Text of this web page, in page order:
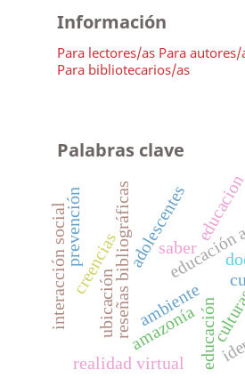
Información
Para lectores/as Para autores/
Para bibliotecarios/as
Palabras clave
ambienteeducación
reseñas bibliográficasamazonía
saber
ubicación
adolescentes
creencias
prevención
interacción social
realidad virtual